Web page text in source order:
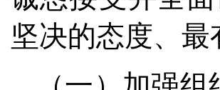
坚决的态度、